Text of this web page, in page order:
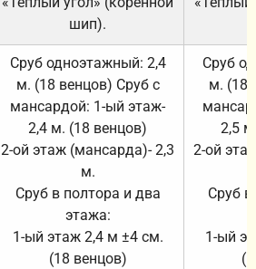
шип).
Сруб одноэтажный: 2,4
м. (18 венцов) Сруб с
мансардой: 1-ый этаж-
2,4 м. (18 венцов)
2-ой этаж (мансарда)- 2,3
м.
Сруб в полтора и два
этажа:
1-ый этаж 2,4 м ±4 см.
(18 венцов)
Сруб
м. (18
2,5
2-ой
Сруб
1-ый